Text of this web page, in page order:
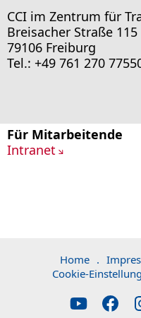
CCI im Zentrum für
Breisacher Straße 115
79106 Freiburg
Tel.: +49 761 270
Für Mitarbeitende
Intranet
Home .
Cookie-